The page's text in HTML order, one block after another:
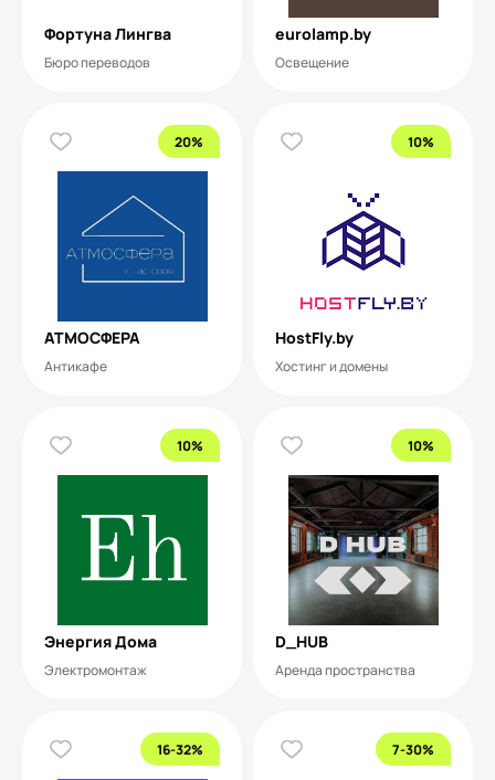
Фортуна Лингва
Бюро переводов
eurolamp.by
Освещение
20%
АТМОСФЕРА
Антикафе
10%
HostFly.by
Хостинг и домены
10%
Энергия Дома
Электромонтаж
10%
D_HUB
Аренда пространства
16-32% 7-30%